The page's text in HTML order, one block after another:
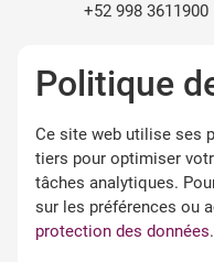
+52 998 3611900
LÉGALITÉ
Avertissement légal
Politique
Ce site web utilise ses
tiers pour optimiser
tâches analytiques.
sur les préférences ou
protection des données.